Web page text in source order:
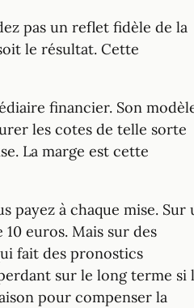
pas un reflet fidèle de la
le résultat. Cette
financier. Son
les cotes de telle sorte
La marge est cette
payez à chaque mise. Sur
euros. Mais sur des
fait des pronostics
sur le long terme si
pour compenser la